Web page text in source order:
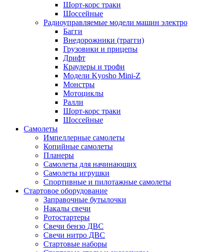
Шорт-корс траки
Шоссейные
Радиоуправляемые модели машин электро
Багги
Внедорожники (трагги)
Грузовики и прицепы
Дрифт
Краулеры и трофи
Модели Kyosho Mini-Z
Монстры
Мотоциклы
Ралли
Шорт-корс траки
Шоссейные
Самолеты
Импеллерные самолеты
Копийные самолеты
Планеры
Самолеты для начинающих
Самолеты игрушки
Спортивные и пилотажные самолеты
Стартовое оборудование
Заправочные бутылочки
Накалы свечи
Ротостартеры
Свечи бензо ДВС
Свечи нитро ДВС
Стартовые наборы